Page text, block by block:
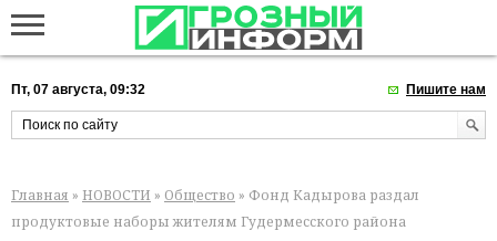
Пт, 07 августа, 09:32 Пишите нам
Главная » НОВОСТИ » Общество » Фонд Кадырова раздал
продуктовые наборы жителям Гудермесского района